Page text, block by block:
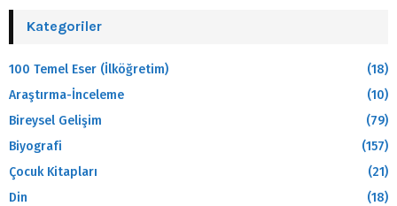
Kategoriler
100 Temel Eser (İlköğretim)
(18)
Araştırma-İnceleme
(10)
Bireysel Gelişim
(79)
Biyografi
(157)
Çocuk Kitapları
(21)
Din
(18)